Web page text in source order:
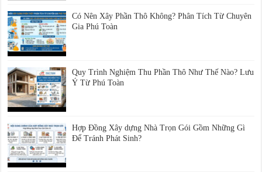
Gia Phú Toàn
Để Tránh Phát Sinh?